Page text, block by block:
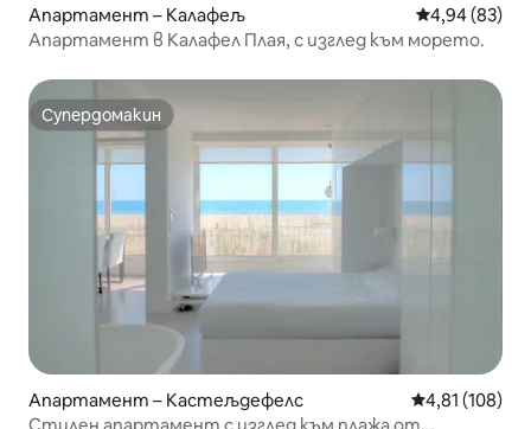
Апартамент – Калафељ Средна
4,94 (83)
Апартамент в Калафел Плая, с изглед към морето.
Супердомакин
Супердомакин
Апартамент – Кастељдефелс Средна
4,81 (108)
Стилен апартамент с изглед към плажа от